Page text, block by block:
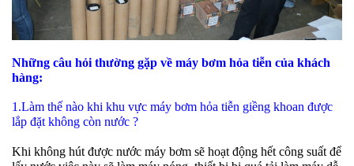
Những câu hỏi thường gặp về máy bơm hỏa tiễn của khách
hàng:
1.Làm thế nào khi khu vực máy bơm hỏa tiễn giềng khoan được
lắp đặt không còn nước ?
Khi không hút được nước máy bơm sẽ hoạt động hết công suất để